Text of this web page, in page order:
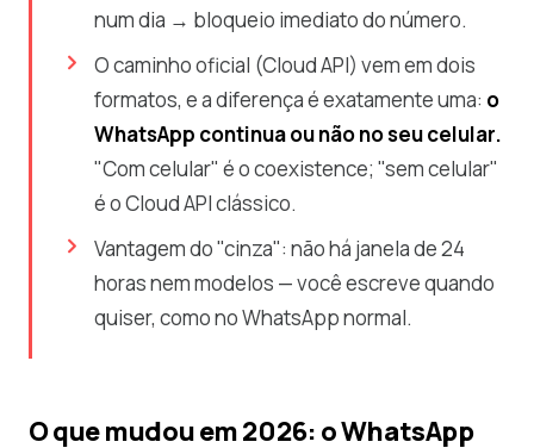
num dia → bloqueio imediato do número.
O caminho oficial (Cloud API) vem em dois
formatos, e a diferença é exatamente uma: o
WhatsApp continua ou não no seu celular.
"Com celular" é o coexistence; "sem celular"
é o Cloud API clássico.
Vantagem do "cinza": não há janela de 24
horas nem modelos — você escreve quando
quiser, como no WhatsApp normal.
O que mudou em 2026: o WhatsApp